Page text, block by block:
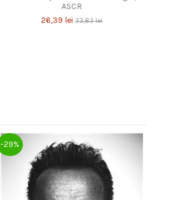
ASCR
26,39 lei 33,83 lei
-29%